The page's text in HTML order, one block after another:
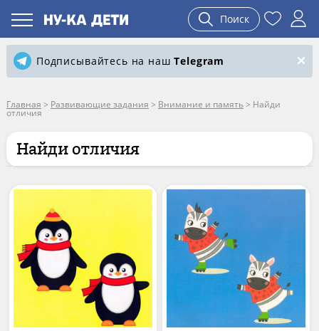
Поиск
Подписывайтесь на нашTelegram
Главная > Развивающие задания > Внимание и память> Найди
отличия
Найди отличия